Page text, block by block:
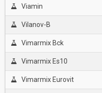
Viamin
Vilanov-B
Vimarmix Bck
Vimarmix Es10
Vimarmix Eurovit